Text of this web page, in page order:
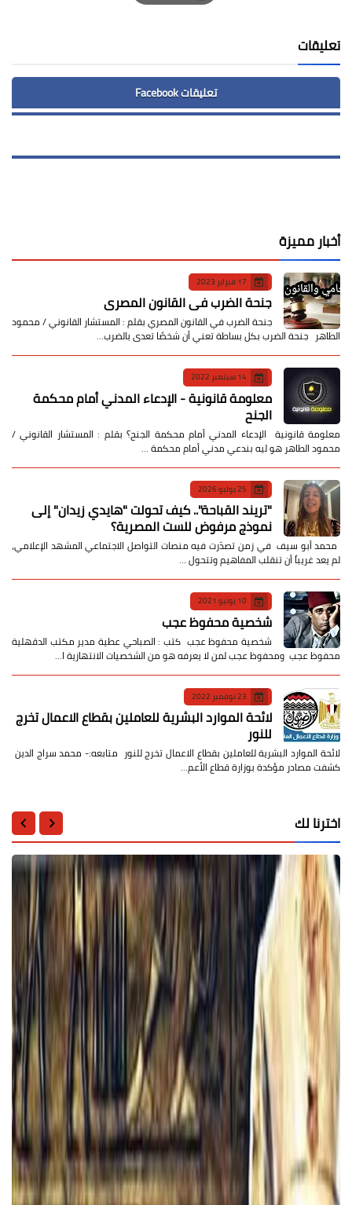
Print
تعليقات
تعليقات Facebook
أخبار مميزة
17 فبراير 2023
جنحة الضرب في القانون المصري
جنحة الضرب في القانون المصري بقلم : المستشار القانوني / محمود
الطاهر جنحة الضرب بكل بساطة تعني أن شخصًا تعدى بالضرب…
14 سبتمبر 2022
معلومة قانونية - الإدعاء المدني أمام محكمة
الجنح
معلومة قانونية الإدعاء المدني أمام محكمة الجنح؟ بقلم : المستشار القانوني /
محمود الطاهر هو ليه بندعي مدني أمام محكمة …
25 يوليو 2026
​"تريند القباحة".. كيف تحولت "هايدي زيدان" إلى
نموذج مرفوض للست المصرية؟
​ محمد أبو سيف ​في زمن تصدّرت فيه منصات التواصل الاجتماعي المشهد الإعلامي،
لم يعد غريباً أن تنقلب المفاهيم وتتحول …
10 يونيو 2021
شخصية محفوظ عجب
شخصية محفوظ عجب كتب : الصباحي عطية مدير مكتب الدقهلية
محفوظ عجب ومحفوظ عجب لمن لا يعرفه هو من الشخصيات الانتهازية ا…
23 نوفمبر 2022
لائحة الموارد البشرية للعاملين بقطاع الاعمال تخرج
للنور
لائحة الموارد البشرية للعاملين بقطاع الاعمال تخرج للنور متابعه:- محمد سراج الدين
كشفت مصادر مؤكدة بوزارة قطاع الأعم…
اخترنا لك